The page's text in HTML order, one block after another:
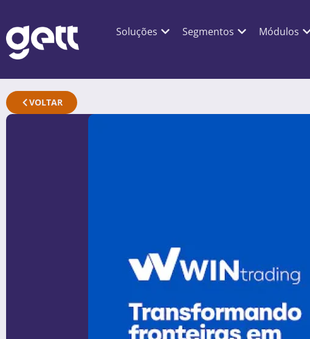
Soluções Segmentos Módulos
VOLTAR